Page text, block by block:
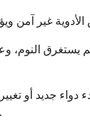
يستغرق النوم،
جديد أو
مختلف في نفس الفئة، أو تقليل الجرعة إذا كان ذلك مناسبًا طبيًا.